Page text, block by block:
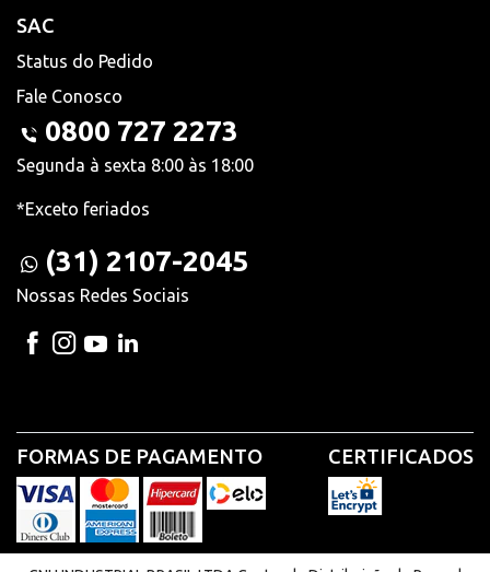
SAC
Status do Pedido
Fale Conosco
0800 727 2273
Segunda à sexta 8:00 às 18:00
*Exceto feriados
(31) 2107-2045
Nossas Redes Sociais
FORMAS DE PAGAMENTO CERTIFICADOS